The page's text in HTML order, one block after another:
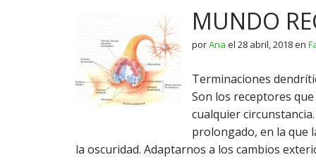
MUNDO
porAna el 28 abril, 2018en
Terminaciones
Son los receptores
cualquier
prolongado, en la que
la oscuridad. Adaptarnos a los cambios